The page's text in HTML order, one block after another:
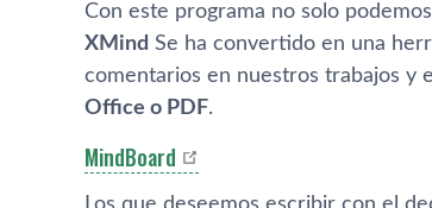
Con este programa no solo
XMind Se ha convertido en una
comentarios en nuestros trabajos y
Office o PDF.
MindBoard